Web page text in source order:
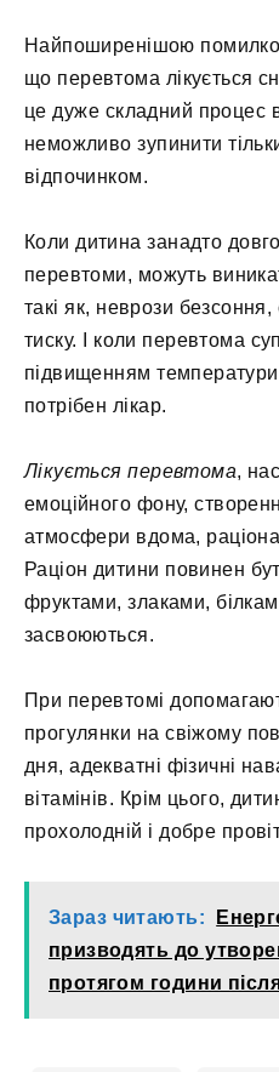
Найпоширенішою
що перевтома лікується
це дуже складний процес
неможливо зупинити
відпочинком.
Коли дитина занадто
перевтоми, можуть
такі як, неврози безсоння,
тиску. І коли перевтома
підвищенням температури
потрібен лікар.
Лікується перевтома,
емоційного фону,
атмосфери вдома,
Раціон дитини повинен
фруктами, злаками,
засвоюються.
При перевтомі
прогулянки на свіжому
дня, адекватні фізичні
вітамінів. Крім цього,
прохолодній і добре
Зараз читають:
призводять до
протягом години